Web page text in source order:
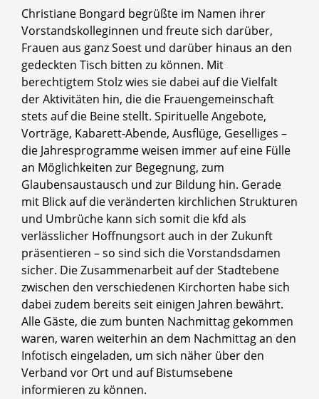
Christiane Bongard begrüßte im Namen ihrer
Vorstandskolleginnen und freute sich darüber,
Frauen aus ganz Soest und darüber hinaus an den
gedeckten Tisch bitten zu können. Mit
berechtigtem Stolz wies sie dabei auf die Vielfalt
der Aktivitäten hin, die die Frauengemeinschaft
stets auf die Beine stellt. Spirituelle Angebote,
Vorträge, Kabarett-Abende, Ausflüge, Geselliges –
die Jahresprogramme weisen immer auf eine Fülle
an Möglichkeiten zur Begegnung, zum
Glaubensaustausch und zur Bildung hin. Gerade
mit Blick auf die veränderten kirchlichen Strukturen
und Umbrüche kann sich somit die kfd als
verlässlicher Hoffnungsort auch in der Zukunft
präsentieren – so sind sich die Vorstandsdamen
sicher. Die Zusammenarbeit auf der Stadtebene
zwischen den verschiedenen Kirchorten habe sich
dabei zudem bereits seit einigen Jahren bewährt.
Alle Gäste, die zum bunten Nachmittag gekommen
waren, waren weiterhin an dem Nachmittag an den
Infotisch eingeladen, um sich näher über den
Verband vor Ort und auf Bistumsebene
informieren zu können.